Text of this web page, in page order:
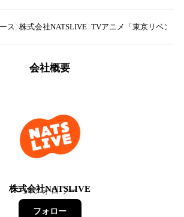
ス 株式会社NATSLIVE TVアニメ「東京リベンジ
会社概要
株式会社NATSLIVE
14フォロワー
フォロー